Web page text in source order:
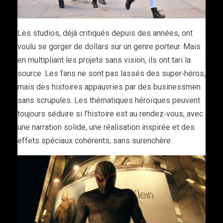
Les studios, déjà critiqués depuis des années, ont
voulu se gorger de dollars sur un genre porteur. Mais
en multipliant les projets sans vision, ils ont tari la
source. Les fans ne sont pas lassés des super‑héros,
mais des histoires appauvries par des businessmen
sans scrupules. Les thématiques héroïques peuvent
toujours séduire si l’histoire est au rendez‑vous, avec
une narration solide, une réalisation inspirée et des
effets spéciaux cohérents, sans surenchère.